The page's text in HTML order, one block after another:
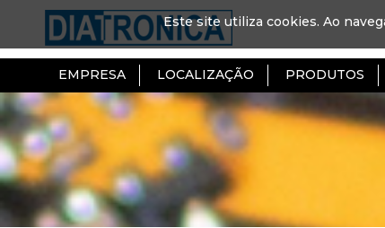
EMPRESA LOCALIZAÇÃO PRODUTOS
Este site utiliza cookies. Ao